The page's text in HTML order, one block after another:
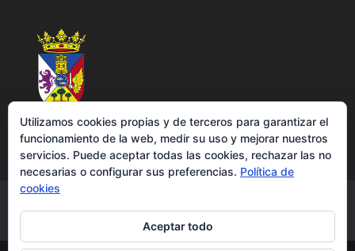
Política de cookies
Accesibilidad
Utilizamos cookies propias y de terceros para garantizar el
funcionamiento de la web, medir su uso y mejorar nuestros
servicios. Puede aceptar todas las cookies, rechazar las no
necesarias o configurar sus preferencias. Política de
cookies
Aceptar todo